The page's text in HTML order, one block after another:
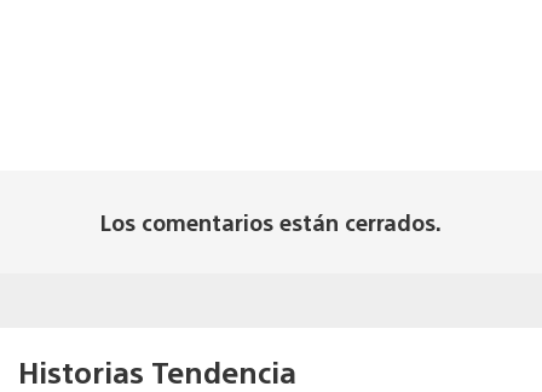
Los comentarios están cerrados.
Historias Tendencia